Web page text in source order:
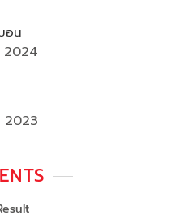
อน
2024
2023